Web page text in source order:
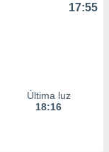
17:55
Última luz
18:16